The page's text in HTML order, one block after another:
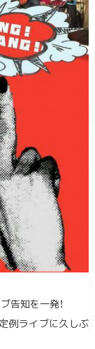
告知を一発！
例ライブに久しぶ